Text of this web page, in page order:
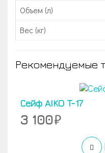
Объем (л)
Вес (кг)
Рекомендуемые
Сейф AIKO T-17
3 100